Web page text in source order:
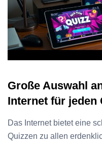
Große Auswahl
Internet für jeden
Das Internet bietet eine
Quizzen zu allen